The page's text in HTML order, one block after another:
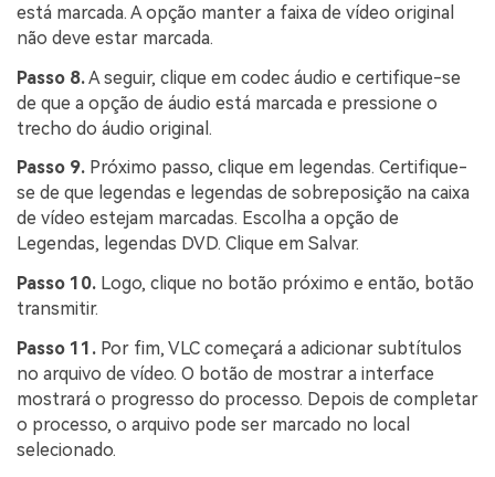
está marcada. A opção manter a faixa de vídeo original
não deve estar marcada.
Passo 8.A seguir, clique em codec áudio e certifique-se
de que a opção de áudio está marcada e pressione o
trecho do áudio original.
Passo 9. Próximo passo, clique em legendas. Certifique-
se de que legendas e legendas de sobreposição na caixa
de vídeo estejam marcadas. Escolha a opção de
Legendas, legendas DVD. Clique em Salvar.
Passo 10. Logo, clique no botão próximo e então, botão
transmitir.
Passo 11. Por fim, VLC começará a adicionar subtítulos
no arquivo de vídeo. O botão de mostrar a interface
mostrará o progresso do processo. Depois de completar
o processo, o arquivo pode ser marcado no local
selecionado.